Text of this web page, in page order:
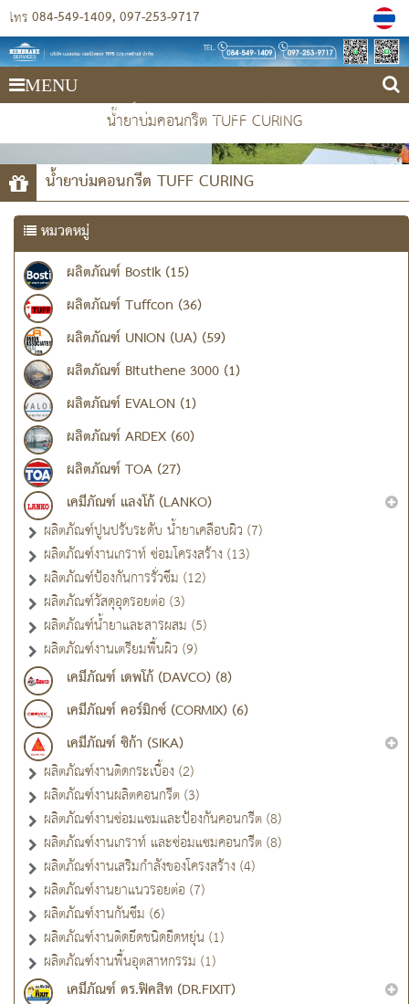
โทร 084-549-1409 097-253-9717
MENU
บริษัท เมมเบรน เซอร์วิสเซส 1978 (ประเทศไทย) จำกัด
น้ำยาบ่มคอนกรีต TUFF CURING
น้ำยาบ่มคอนกรีต TUFF CURING
หมวดหมู่
ผลิตภัณฑ์ Bostik (15)
ผลิตภัณฑ์ Tuffcon (36)
ผลิตภัณฑ์ UNION (UA) (59)
ผลิตภัณฑ์ Bituthene 3000 (1)
ผลิตภัณฑ์ EVALON (1)
ผลิตภัณฑ์ ARDEX (60)
ผลิตภัณฑ์ TOA (27)
เคมีภัณฑ์ แลงโก้ (LANKO)
ผลิตภัณฑ์ปูนปรับระดับ น้ำยาเคลือบผิว (7)
ผลิตภัณฑ์งานเกราท์ ซ่อมโครงสร้าง (13)
ผลิตภัณฑ์ป้องกันการรั่วซึม (12)
ผลิตภัณฑ์วัสดุอุดรอยต่อ (3)
ผลิตภัณฑ์น้ำยาและสารผสม (5)
ผลิตภัณฑ์งานเตรียมพื้นผิว (9)
เคมีภัณฑ์ เดพโก้ (DAVCO) (8)
เคมีภัณฑ์ คอร์มิกซ์ (CORMIX) (6)
เคมีภัณฑ์ ซิก้า (SIKA)
ผลิตภัณฑ์งานติดกระเบื้อง (2)
ผลิตภัณฑ์งานผลิตคอนกรีต (3)
ผลิตภัณฑ์งานซ่อมแซมและป้องกันคอนกรีต (8)
ผลิตภัณฑ์งานเกราท์ และซ่อมแซมคอนกรีต (8)
ผลิตภัณฑ์งานเสริมกำลังของโครงสร้าง (4)
ผลิตภัณฑ์งานยาแนวรอยต่อ (7)
ผลิตภัณฑ์งานกันซึม (6)
ผลิตภัณฑ์งานติดยึดชนิดยืดหยุ่น (1)
ผลิตภัณฑ์งานพื้นอุตสาหกรรม (1)
เคมีภัณฑ์ ดร.ฟิคสิท (DR.FIXIT)